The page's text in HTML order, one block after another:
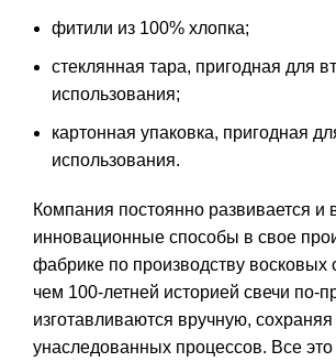
фитили из 100% хлопка;
стеклянная тара, пригодная для
использования;
картонная упаковка, пригодная
использования.
Компания постоянно развивается и
инновационные способы в свое
фабрике по производству восковых
чем 100-летней историей свечи по-
изготавливаются вручную,
унаследованных процессов. Все это